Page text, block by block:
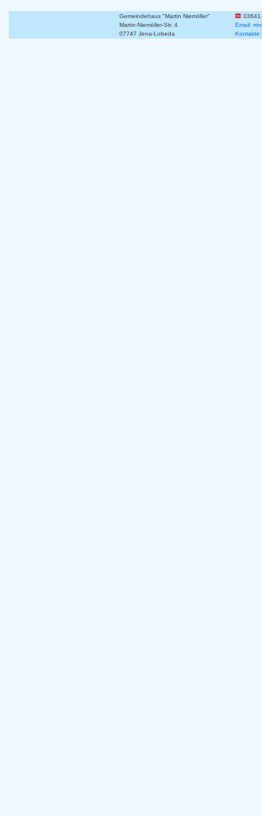
Gemeindehaus "Martin Niemöller"
Martin-Niemöller-Str. 4
Email:
07747 Jena-Lobeda